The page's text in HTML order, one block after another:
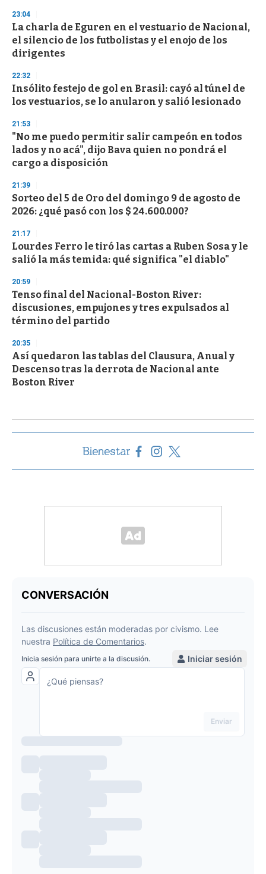
s
e
c
o
n
23:04
La charla de Eguren en el vestuario de Nacional,
el silencio de los futbolistas y el enojo de los
dirigentes
22:32
Insólito festejo de gol en Brasil: cayó al túnel de
los vestuarios, se lo anularon y salió lesionado
21:53
"No me puedo permitir salir campeón en todos
lados y no acá", dijo Bava quien no pondrá el
cargo a disposición
21:39
Sorteo del 5 de Oro del domingo 9 de agosto de
2026: ¿qué pasó con los $ 24.600.000?
21:17
Lourdes Ferro le tiró las cartas a Ruben Sosa y le
salió la más temida: qué significa "el diablo"
20:59
Tenso final del Nacional-Boston River:
discusiones, empujones y tres expulsados al
término del partido
20:35
Así quedaron las tablas del Clausura, Anual y
Descenso tras la derrota de Nacional ante
Boston River